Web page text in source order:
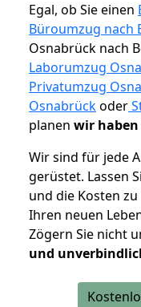
Egal, ob Sie einen
Büroumzug nach
Osnabrück nach
Laborumzug
Privatumzug
Osnabrückoder
planen wir haben
Wir sind für jede
gerüstet. Lassen
und die Kosten
Ihren neuen
Zögern Sie nicht
und